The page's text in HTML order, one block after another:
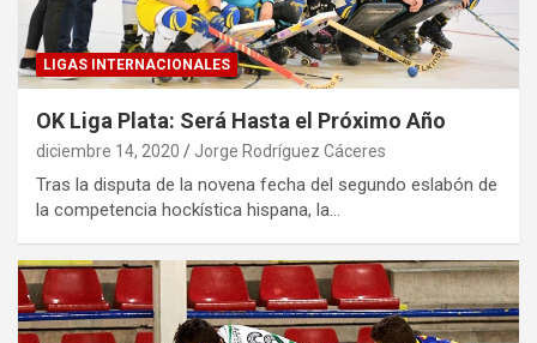
LIGAS INTERNACIONALES
OK Liga Plata: Será Hasta el Próximo Año
diciembre 14, 2020 Jorge Rodríguez Cáceres
Tras la disputa de la novena fecha del segundo eslabón de
la competencia hockística hispana, la…